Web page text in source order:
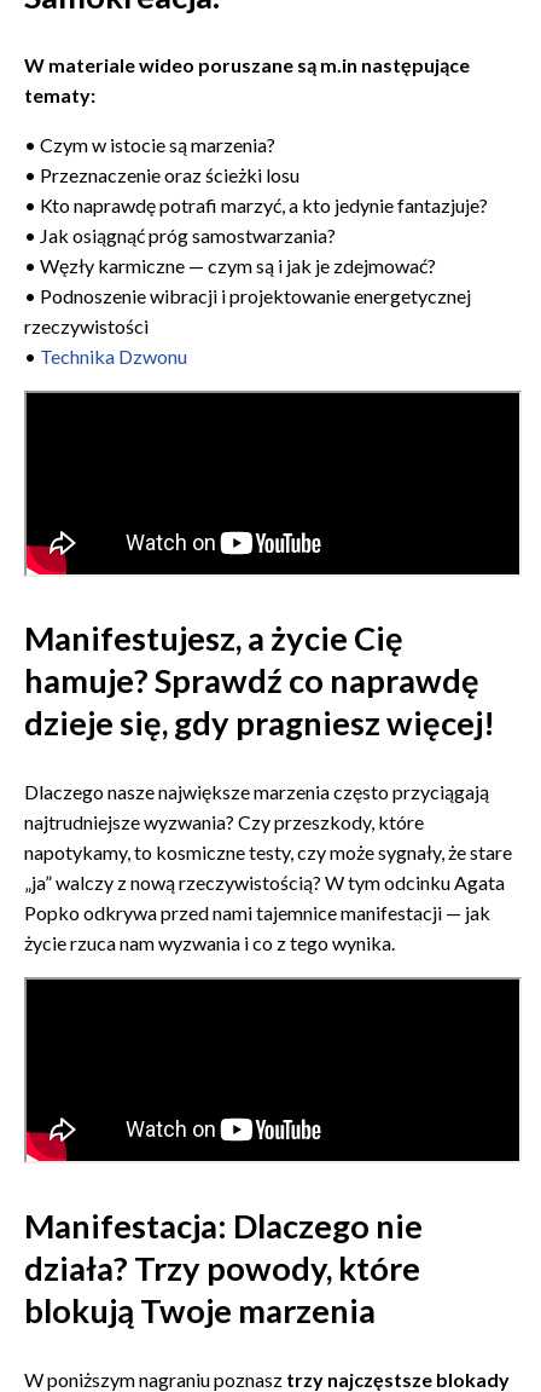
W materiale wideo poruszane są m.in następujące
tematy:
• Czym w istocie są marzenia?
• Przeznaczenie oraz ścieżki losu
• Kto naprawdę potrafi marzyć, a kto jedynie fantazjuje?
• Jak osiągnąć próg samostwarzania?
• Węzły karmiczne — czym są i jak je zdejmować?
• Podnoszenie wibracji i projektowanie energetycznej
rzeczywistości
• Technika Dzwonu
Manifestujesz, a życie Cię
hamuje? Sprawdź co naprawdę
dzieje się, gdy pragniesz więcej!
Dlaczego nasze największe marzenia często przyciągają
najtrudniejsze wyzwania? Czy przeszkody, które
napotykamy, to kosmiczne testy, czy może sygnały, że stare
„ja” walczy z nową rzeczywistością? W tym odcinku Agata
Popko odkrywa przed nami tajemnice manifestacji — jak
życie rzuca nam wyzwania i co z tego wynika.
Manifestacja: Dlaczego nie
działa? Trzy powody, które
blokują Twoje marzenia
W poniższym nagraniu poznasz trzy najczęstsze blokady